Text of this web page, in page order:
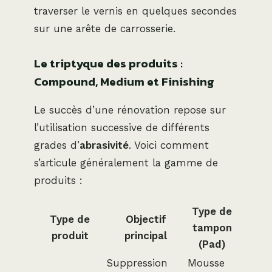
traverser le vernis en quelques secondes
sur une arête de carrosserie.
Le triptyque des produits :
Compound, Medium et Finishing
Le succès d’une rénovation repose sur
l’utilisation successive de différents
grades d’abrasivité. Voici comment
s’articule généralement la gamme de
produits :
Type de
produit
Objectif
principal
Type de
tampon
(Pad)
Suppression
Mousse